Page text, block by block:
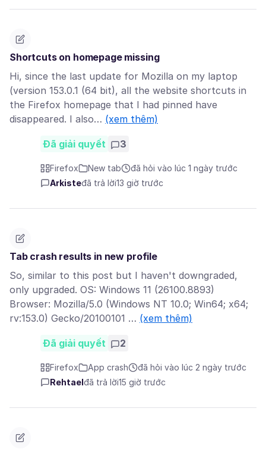
Shortcuts on homepage missing
Hi, since the last update for Mozilla on my laptop
(version 153.0.1 (64 bit), all the website shortcuts in
the Firefox homepage that I had pinned have
disappeared. I also… (xem thêm)
Đã giải quyết 3
Firefox New tab
đã hỏi vào lúc 1 ngày trước
Arkisteđã trả lời13 giờ trước
Tab crash results in new profile
So, similar to this post but I haven't downgraded,
only upgraded. OS: Windows 11 (26100.8893)
Browser: Mozilla/5.0 (Windows NT 10.0; Win64; x64;
rv:153.0) Gecko/20100101 … (xem thêm)
Đã giải quyết 2
Firefox App crash
đã hỏi vào lúc 2 ngày trước
Rehtael đã trả lời15 giờ trước